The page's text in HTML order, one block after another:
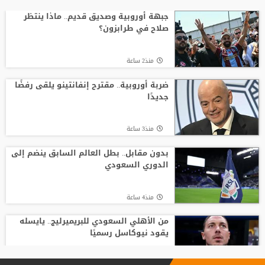
سعودي !!
موعد توقيع عقد محمد صلاح مع طرابزون
جبهة أوروبية وصديق قديم.. ماذا ينتظر
صلاح في طرابزون؟
جبهة أوروبية وصديق قديم.. ماذا ينتظر
صلاح في طرابزون؟
منذ2 ساعة
ضربة أوروبية.. مقترح إنفانتينو يلقى رفضًا
جديدًا
منذ3 ساعة
بدون مقابل.. بطل العالم السابق ينضم إلى
الدوري السعودي
منذ4 ساعة
من الأهلي السعودي للبريميرليج.. يايسله
يقود نيوكاسل رسميًا